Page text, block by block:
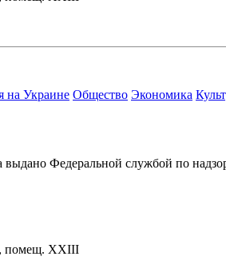
на Украине Общество Экономика
Федеральной службой по
помещ. XXIII